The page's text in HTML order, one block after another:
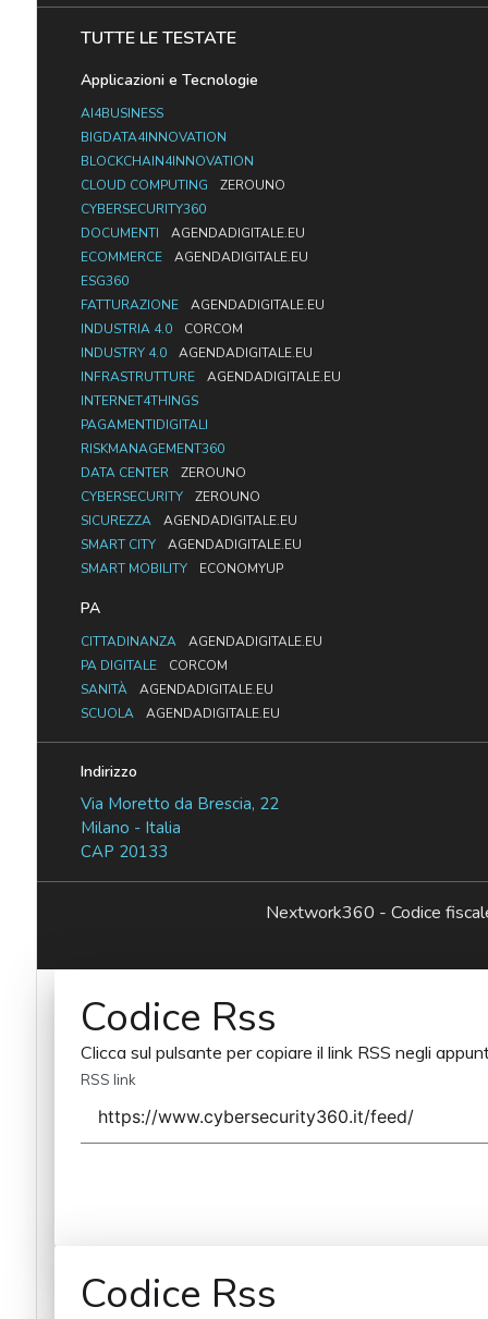
TUTTE LE TESTATE
Applicazioni e Tecnologie
AI4BUSINESS
BIGDATA4INNOVATION
BLOCKCHAIN4INNOVATION
CLOUD COMPUTING
ZEROUNO
CYBERSECURITY360
DOCUMENTI
AGENDADIGITALE.EU
ECOMMERCE
AGENDADIGITALE.EU
ESG360
FATTURAZIONE
AGENDADIGITALE.EU
INDUSTRIA 4.0
CORCOM
INDUSTRY 4.0
AGENDADIGITALE.EU
INFRASTRUTTURE
AGENDADIGITALE.EU
INTERNET4THINGS
PAGAMENTIDIGITALI
RISKMANAGEMENT360
DATA CENTER
ZEROUNO
CYBERSECURITY
ZEROUNO
SICUREZZA
AGENDADIGITALE.EU
SMART CITY
AGENDADIGITALE.EU
SMART MOBILITY
ECONOMYUP
PA
CITTADINANZA
AGENDADIGITALE.EU
PA DIGITALE
CORCOM
SANITÀ
AGENDADIGITALE.EU
SCUOLA
AGENDADIGITALE.EU
Indirizzo
Via Moretto da Brescia, 22
Milano - Italia
CAP 20133
Nextwork360 - Codice
Codice Rss
Clicca sul pulsante per copiare il link RSS negli
RSS link
Codice Rss